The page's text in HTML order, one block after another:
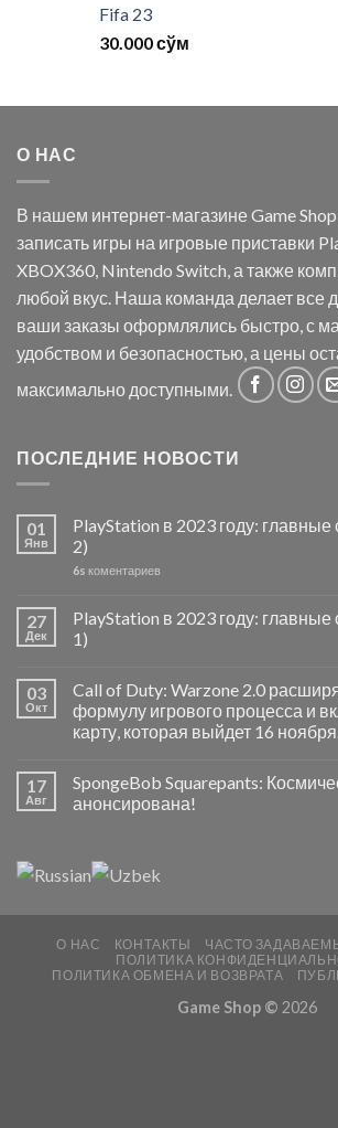
Fifa 23
30.000сўм
О НАС
В нашем интернет-магазине Game
записать игры на игровые приставки
XBOX360, Nintendo Switch, а также
любой вкус. Наша команда делает все
ваши заказы оформлялись быстро, с
удобством и безопасностью, а цены
максимально доступными.
ПОСЛЕДНИЕ НОВОСТИ
01
Янв
PlayStation в 2023 году: главные
2)
6s коментариев
27
Дек
PlayStation в 2023 году: главные
1)
03
Окт
Call of Duty: Warzone 2.0
формулу игрового процесса и
карту, которая выйдет 16
17
Авг
SpongeBob Squarepants:
анонсирована!
О НАС КОНТАКТЫ
ЧАСТО
ПОЛИТИКА
ПОЛИТИКА ОБМЕНА И ВОЗВРАТА
Game Shop © 2026